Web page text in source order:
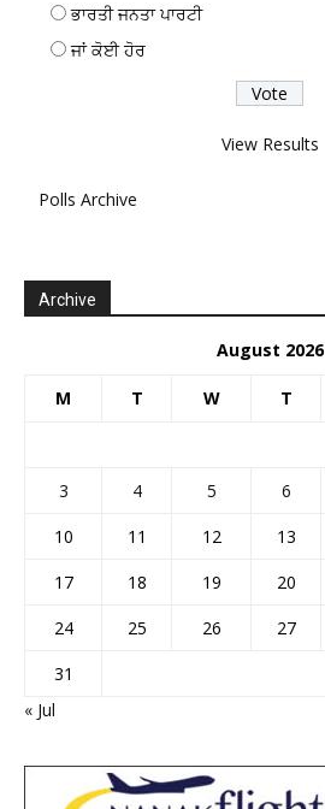
ਭਾਰਤੀ ਜਨਤਾ ਪਾਰਟੀ
ਜਾਂ ਕੋਈ ਹੋਰ
View Results
Polls Archive
Archive
August 2026
M T W T
3
4 5 6
10
11 12 13
17
18 19 20
24
25 26 27
31
« Jul